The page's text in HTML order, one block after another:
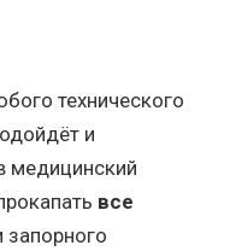
технического
и
медицинский
все
запорного